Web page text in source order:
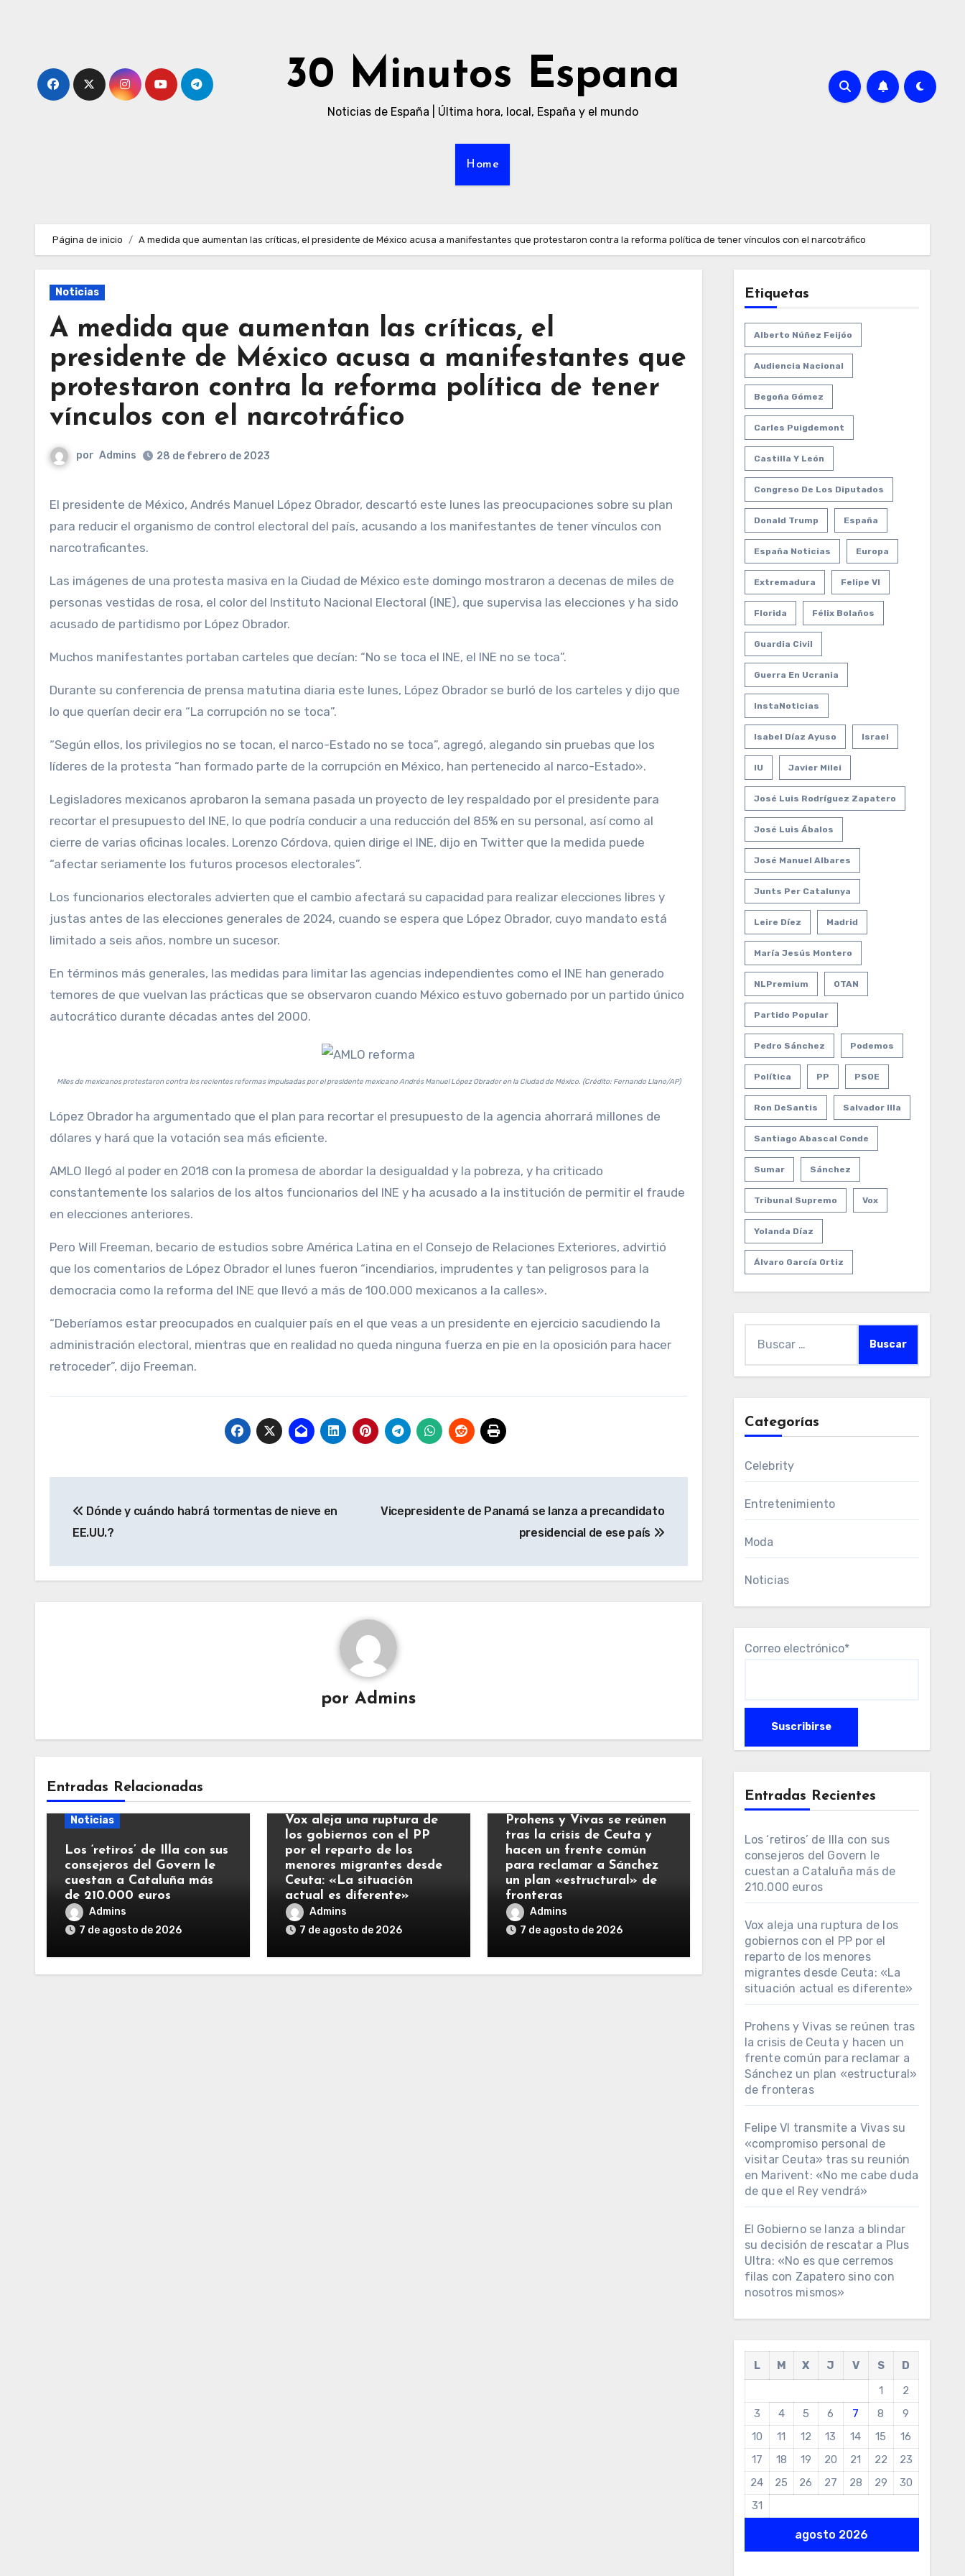
30 Minutos Espana
Noticias de España | Última hora, local, España y el mundo
Home
Página de inicio A medida que aumentan las críticas, el presidente de México acusa a manifestantes que protestaron contra la reforma política de tener vínculos con el narcotráfico
Noticias
A medida que aumentan las críticas, el
presidente de México acusa a manifestantes que
protestaron contra la reforma política de tener
vínculos con el narcotráfico
por Admins 28 de febrero de 2023
El presidente de México, Andrés Manuel López Obrador, descartó este lunes las preocupaciones sobre su plan
para reducir el organismo de control electoral del país, acusando a los manifestantes de tener vínculos con
narcotraficantes.
Las imágenes de una protesta masiva en la Ciudad de México este domingo mostraron a decenas de miles de
personas vestidas de rosa, el color del Instituto Nacional Electoral (INE), que supervisa las elecciones y ha sido
acusado de partidismo por López Obrador.
Muchos manifestantes portaban carteles que decían: “No se toca el INE, el INE no se toca”.
Durante su conferencia de prensa matutina diaria este lunes, López Obrador se burló de los carteles y dijo que
lo que querían decir era “La corrupción no se toca”.
“Según ellos, los privilegios no se tocan, el narco-Estado no se toca”, agregó, alegando sin pruebas que los
líderes de la protesta “han formado parte de la corrupción en México, han pertenecido al narco-Estado».
Legisladores mexicanos aprobaron la semana pasada un proyecto de ley respaldado por el presidente para
recortar el presupuesto del INE, lo que podría conducir a una reducción del 85% en su personal, así como al
cierre de varias oficinas locales. Lorenzo Córdova, quien dirige el INE, dijo en Twitter que la medida puede
“afectar seriamente los futuros procesos electorales”.
Los funcionarios electorales advierten que el cambio afectará su capacidad para realizar elecciones libres y
justas antes de las elecciones generales de 2024, cuando se espera que López Obrador, cuyo mandato está
limitado a seis años, nombre un sucesor.
En términos más generales, las medidas para limitar las agencias independientes como el INE han generado
temores de que vuelvan las prácticas que se observaron cuando México estuvo gobernado por un partido único
autocrático durante décadas antes del 2000.
Miles de mexicanos protestaron contra los recientes reformas impulsadas por el presidente mexicano Andrés Manuel López Obrador en la Ciudad de México. (Crédito: Fernando Llano/AP)
López Obrador ha argumentado que el plan para recortar el presupuesto de la agencia ahorrará millones de
dólares y hará que la votación sea más eficiente.
AMLO llegó al poder en 2018 con la promesa de abordar la desigualdad y la pobreza, y ha criticado
constantemente los salarios de los altos funcionarios del INE y ha acusado a la institución de permitir el fraude
en elecciones anteriores.
Pero Will Freeman, becario de estudios sobre América Latina en el Consejo de Relaciones Exteriores, advirtió
que los comentarios de López Obrador el lunes fueron “incendiarios, imprudentes y tan peligrosos para la
democracia como la reforma del INE que llevó a más de 100.000 mexicanos a la calles».
“Deberíamos estar preocupados en cualquier país en el que veas a un presidente en ejercicio sacudiendo la
administración electoral, mientras que en realidad no queda ninguna fuerza en pie en la oposición para hacer
retroceder”, dijo Freeman.
de
Dónde y cuándo habrá tormentas de nieve en
EE.UU.?
Vicepresidente de Panamá se lanza a precandidato
presidencial de ese país
porAdmins
Entradas Relacionadas
Noticias
Los ‘retiros’ de Illa con sus
consejeros del Govern le
cuestan a Cataluña más
de 210.000 euros
Admins
7 de agosto de 2026
Vox aleja una ruptura de
los gobiernos con el PP
por el reparto de los
menores migrantes desde
Ceuta: «La situación
actual es diferente»
Admins
7 de agosto de 2026
Prohens y Vivas se reúnen
tras la crisis de Ceuta y
hacen un frente común
para reclamar a Sánchez
un plan «estructural» de
fronteras
Admins
7 de agosto de 2026
Etiquetas
Alberto Núñez Feijóo
Audiencia Nacional
Begoña Gómez
Carles Puigdemont
Castilla Y León
Congreso De Los Diputados
Donald Trump España
España Noticias Europa
Extremadura Felipe VI
Florida Félix Bolaños
Guardia Civil
Guerra En Ucrania
InstaNoticias
Isabel Díaz Ayuso Israel
IU Javier Milei
José Luis Rodríguez Zapatero
José Luis Ábalos
José Manuel Albares
Junts Per Catalunya
Leire Díez Madrid
María Jesús Montero
NLPremium OTAN
Partido Popular
Pedro Sánchez Podemos
Política PP PSOE
Ron DeSantis Salvador Illa
Santiago Abascal Conde
Sumar Sánchez
Tribunal Supremo Vox
Yolanda Díaz
Álvaro García Ortiz
Categorías
Celebrity
Entretenimiento
Moda
Noticias
Correo electrónico*
Entradas Recientes
Los ‘retiros’ de Illa con sus
consejeros del Govern le
cuestan a Cataluña más de
210.000 euros
Vox aleja una ruptura de los
gobiernos con el PP por el
reparto de los menores
migrantes desde Ceuta: «La
situación actual es diferente»
Prohens y Vivas se reúnen tras
la crisis de Ceuta y hacen un
frente común para reclamar a
Sánchez un plan «estructural»
de fronteras
Felipe VI transmite a Vivas su
«compromiso personal de
visitar Ceuta» tras su reunión
en Marivent: «No me cabe duda
de que el Rey vendrá»
El Gobierno se lanza a blindar
su decisión de rescatar a Plus
Ultra: «No es que cerremos
filas con Zapatero sino con
nosotros mismos»
agosto 2026
L M X J V S
D
1
2
3
4 5 6 7 8
9
10
11 12 13 14 15
16
17
18 19 20 21 22
23
24
25 26 27 28 29
30
31